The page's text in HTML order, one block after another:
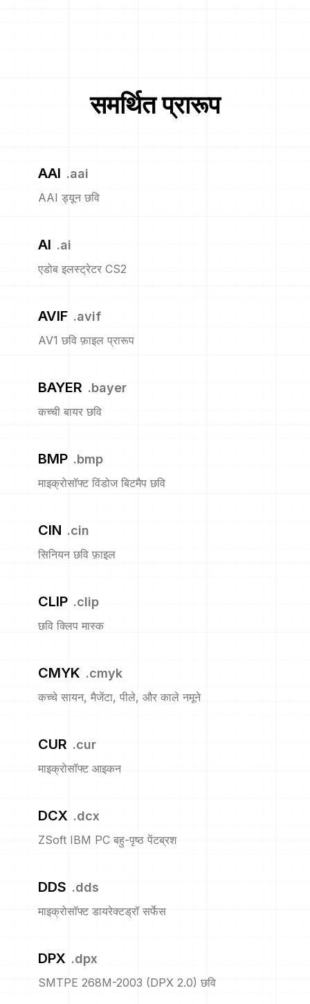
समर्थित प्रारूप
AAI .aai
AAI ड्यून छवि
AI .ai
एडोब इलस्ट्रेटर CS2
AVIF .avif
AV1 छवि फ़ाइल प्रारूप
BAYER .bayer
कच्ची बायर छवि
BMP .bmp
माइक्रोसॉफ्ट विंडोज बिटमैप छवि
CIN .cin
सिनियन छवि फ़ाइल
CLIP .clip
छवि क्लिप मास्क
CMYK .cmyk
कच्चे सायन, मैजेंटा, पीले, और काले नमूने
CUR .cur
माइक्रोसॉफ्ट आइकन
DCX .dcx
ZSoft IBM PC बहु-पृष्ठ पेंटब्रश
DDS .dds
माइक्रोसॉफ्ट डायरेक्टड्रॉ सर्फेस
DPX .dpx
SMTPE 268M-2003 (DPX 2.0) छवि